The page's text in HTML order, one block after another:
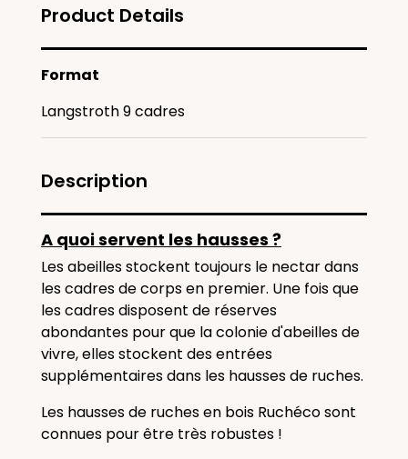
Product Details
Format
Langstroth 9 cadres
Description
A quoi servent les hausses ?
Les abeilles stockent toujours le nectar dans
les cadres de corps en premier. Une fois que
les cadres disposent de réserves
abondantes pour que la colonie d'abeilles de
vivre, elles stockent des entrées
supplémentaires dans les hausses de ruches.
Les hausses de ruches en bois Ruchéco sont
connues pour être très robustes !